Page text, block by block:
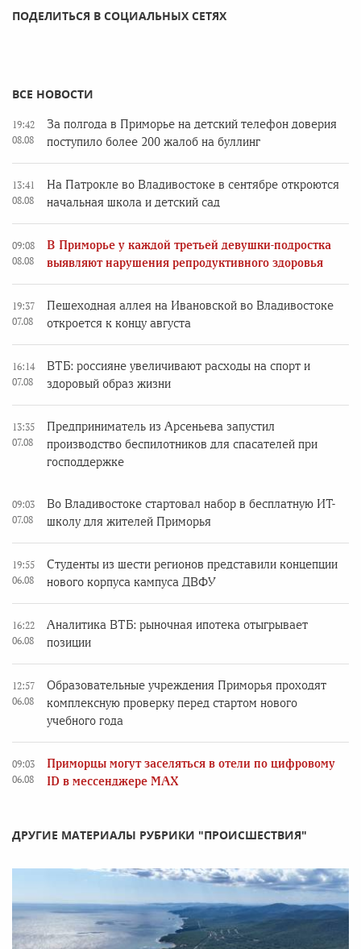
ПОДЕЛИТЬСЯ В СОЦИАЛЬНЫХ СЕТЯХ
ВСЕ НОВОСТИ
19:42
08.08
За полгода в Приморье на детский телефон доверия
поступило более 200 жалоб на буллинг
13:41
08.08
На Патрокле во Владивостоке в сентябре откроются
начальная школа и детский сад
09:08
08.08
В Приморье у каждой третьей девушки-подростка
выявляют нарушения репродуктивного здоровья
19:37
07.08
Пешеходная аллея на Ивановской во Владивостоке
откроется к концу августа
16:14
07.08
ВТБ: россияне увеличивают расходы на спорт и
здоровый образ жизни
13:35
07.08
Предприниматель из Арсеньева запустил
производство беспилотников для спасателей при
господдержке
09:03
07.08
Во Владивостоке стартовал набор в бесплатную ИТ-
школу для жителей Приморья
19:55
06.08
Студенты из шести регионов представили концепции
нового корпуса кампуса ДВФУ
16:22
06.08
Аналитика ВТБ: рыночная ипотека отыгрывает
позиции
12:57
06.08
Образовательные учреждения Приморья проходят
комплексную проверку перед стартом нового
учебного года
09:03
06.08
Приморцы могут заселяться в отели по цифровому
ID в мессенджере MAX
ДРУГИЕ МАТЕРИАЛЫ РУБРИКИ "ПРОИСШЕСТВИЯ"